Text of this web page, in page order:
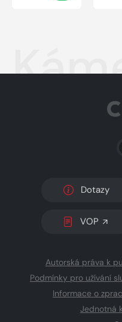
Dotazy
VOP
Autorská práva k
Podmínky pro užívání
Informace o
Jednotná